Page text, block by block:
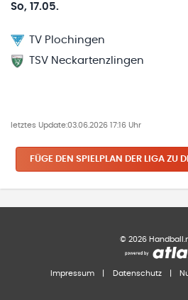
So, 17.05.
TV Plochingen
TSV Neckartenzlingen
letztes Update:03.06.2026 17:16 Uhr
FÜGE DEN SPIELPLAN DER LIGA ZU
© 2026
Impressum Datenschutz